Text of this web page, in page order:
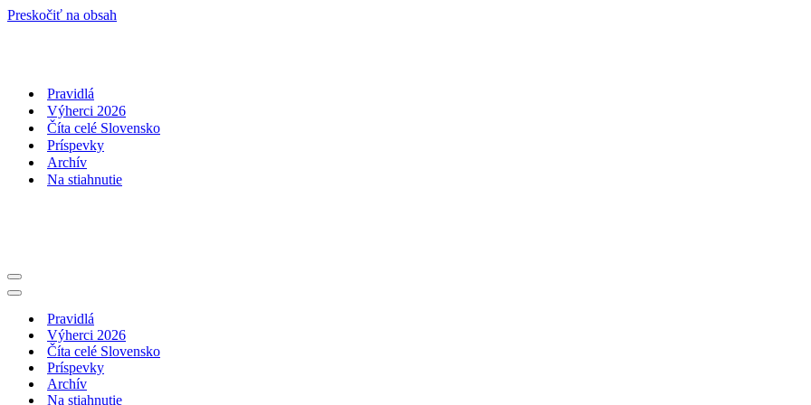
Preskočiť na obsah
Pravidlá
Výherci 2026
Číta celé Slovensko
Príspevky
Archív
Na stiahnutie
Menu
navigácie
Menu
navigáciePravidlá
Výherci 2026
Číta celé Slovensko
Príspevky
Archív
Na stiahnutie